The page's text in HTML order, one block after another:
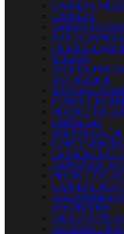
LIMPIEZA
LIMPIEZA
RASCADORES-
ROLLOS
ESCOBA-
RECOGEDOR
BAYETAS-
CUBOS Y
PRODUCTOS
EMBALAJE
BOLSAS-SACOS
AMONIACO
PRODUCTOS
LIMPIEZA
ACCESORIOS
HOSTELERIA
DISOLVENTE-
ALCOHOL DE